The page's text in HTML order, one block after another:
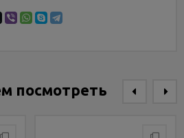
посмотреть